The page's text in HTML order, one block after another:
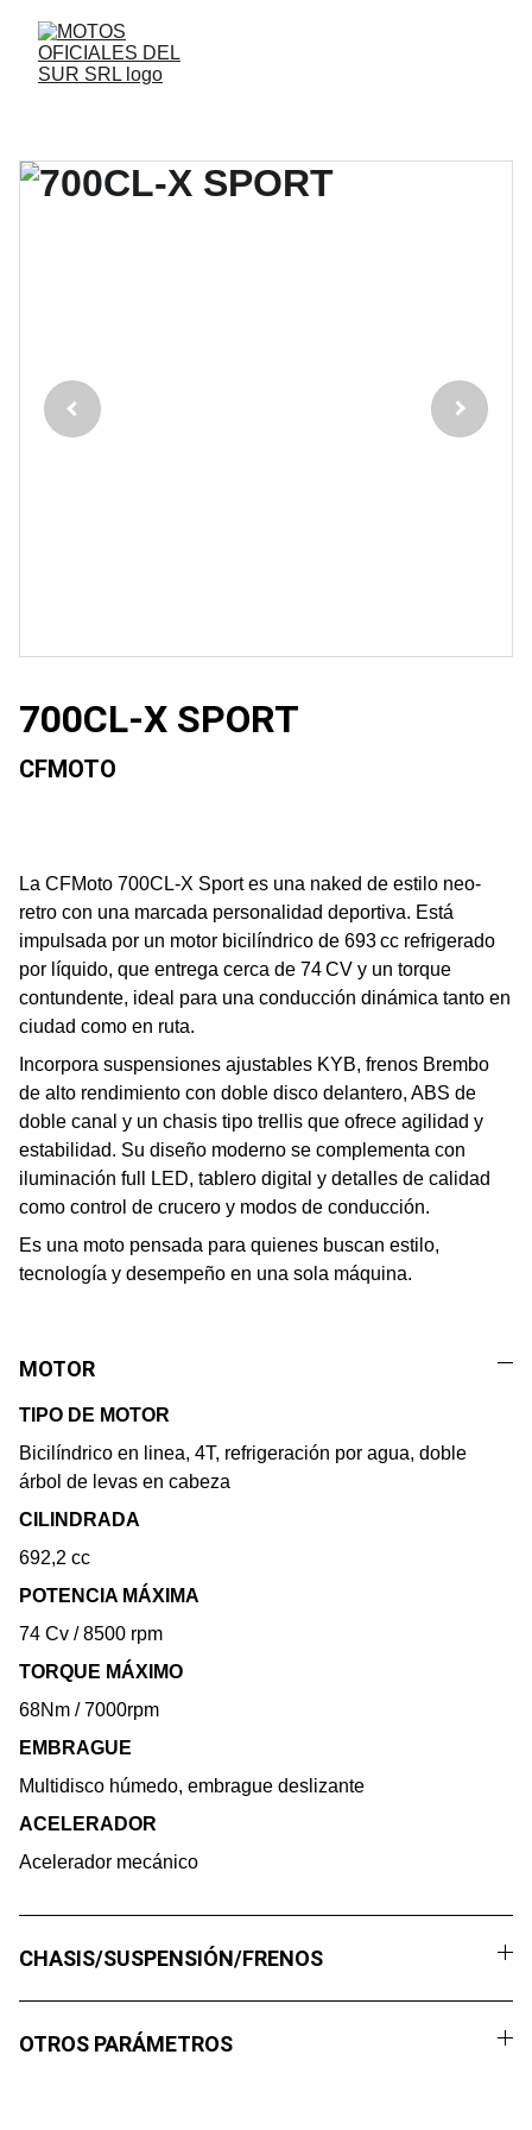
700CL-X SPORT
CFMOTO
La CFMoto 700CL-X Sport es una naked de estilo neo-
retro con una marcada personalidad deportiva. Está
impulsada por un motor bicilíndrico de 693 cc refrigerado
por líquido, que entrega cerca de 74 CV y un torque
contundente, ideal para una conducción dinámica tanto en
ciudad como en ruta.
Incorpora suspensiones ajustables KYB, frenos Brembo
de alto rendimiento con doble disco delantero, ABS de
doble canal y un chasis tipo trellis que ofrece agilidad y
estabilidad. Su diseño moderno se complementa con
iluminación full LED, tablero digital y detalles de calidad
como control de crucero y modos de conducción.
Es una moto pensada para quienes buscan estilo,
tecnología y desempeño en una sola máquina.
MOTOR
TIPO DE MOTOR
Bicilíndrico en linea, 4T, refrigeración por agua, doble
árbol de levas en cabeza
CILINDRADA
692,2 cc
POTENCIA MÁXIMA
74 Cv / 8500 rpm
TORQUE MÁXIMO
68Nm / 7000rpm
EMBRAGUE
Multidisco húmedo, embrague deslizante
ACELERADOR
Acelerador mecánico
CHASIS/SUSPENSIÓN/FRENOS
OTROS PARÁMETROS